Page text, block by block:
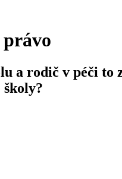
právo
a rodič v péči to